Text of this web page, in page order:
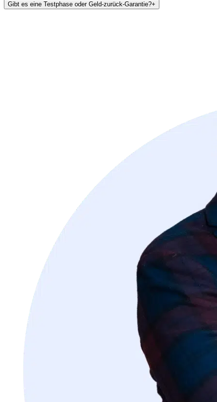
Gibt es eine Testphase oder Geld-zurück-Garantie?+